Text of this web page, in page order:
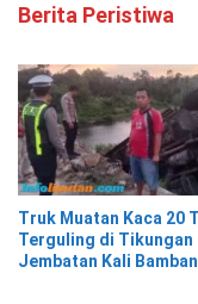
Berita Peristiwa
Truk Muatan Kaca 20
Terguling di Tikungan
Jembatan Kali